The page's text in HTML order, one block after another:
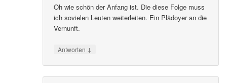
Oh wie schön der Anfang ist. Die diese Folge muss
ich sovielen Leuten weiterleiten. Ein Plädoyer an die
Vernunft.
Antworten ↓